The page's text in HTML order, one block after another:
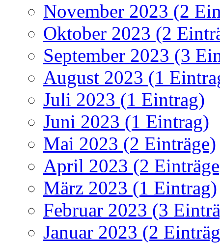
November 2023 (2
Oktober 2023 (2
September 2023 (3
August 2023 (1
Juli 2023 (1 Eintrag)
Juni 2023 (1 Eintrag)
Mai 2023 (2 Einträge)
April 2023 (2
März 2023 (1 Eintrag)
Februar 2023 (3
Januar 2023 (2